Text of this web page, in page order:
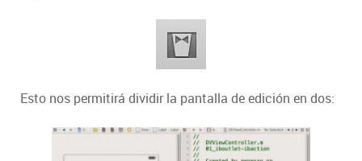
Esto nos permitirá dividir la pantalla de edición en dos: